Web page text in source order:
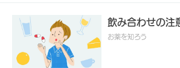
飲み合わせの注
お薬を知ろう